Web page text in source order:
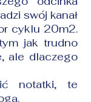
swój kanał
cyklu 20m2.
jak trudno
ale dlaczego
notatki, te